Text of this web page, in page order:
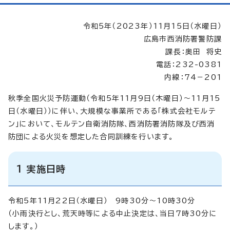
令和5年（2023年）11月15日（水曜日）
広島市西消防署警防課
課長：奥田 将史
電話：232-0381
内線：74－201
秋季全国火災予防運動（令和5年11月9日（木曜日）～11月15
日（水曜日））に伴い、大規模な事業所である「株式会社モルテ
ン」において、モルテン自衛消防隊、西消防署消防隊及び西消
防団による火災を想定した合同訓練を行います。
1 実施日時
令和5年11月22日（水曜日） 9時30分～10時30分
（小雨決行とし、荒天時等による中止決定は、当日7時30分に
します。）